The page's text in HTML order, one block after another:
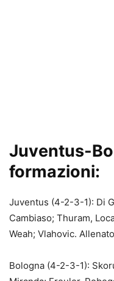
Juventus-
formazioni:
Juventus (4-2-3-1): Di
Cambiaso; Thuram,
Weah; Vlahovic.
Bologna (4-2-3-1):